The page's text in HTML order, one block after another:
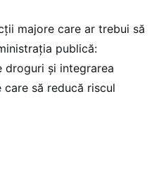
majore care ar trebui să
publică:
droguri și integrarea
să reducă riscul